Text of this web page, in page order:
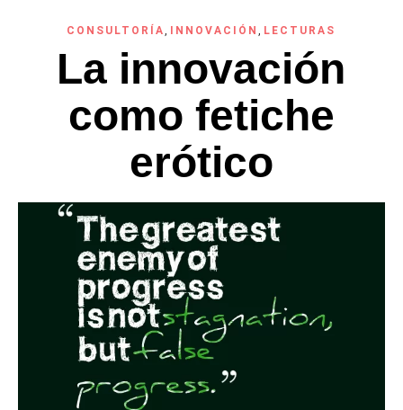
CONSULTORÍA, INNOVACIÓN, LECTURAS
La innovación
como fetiche
erótico